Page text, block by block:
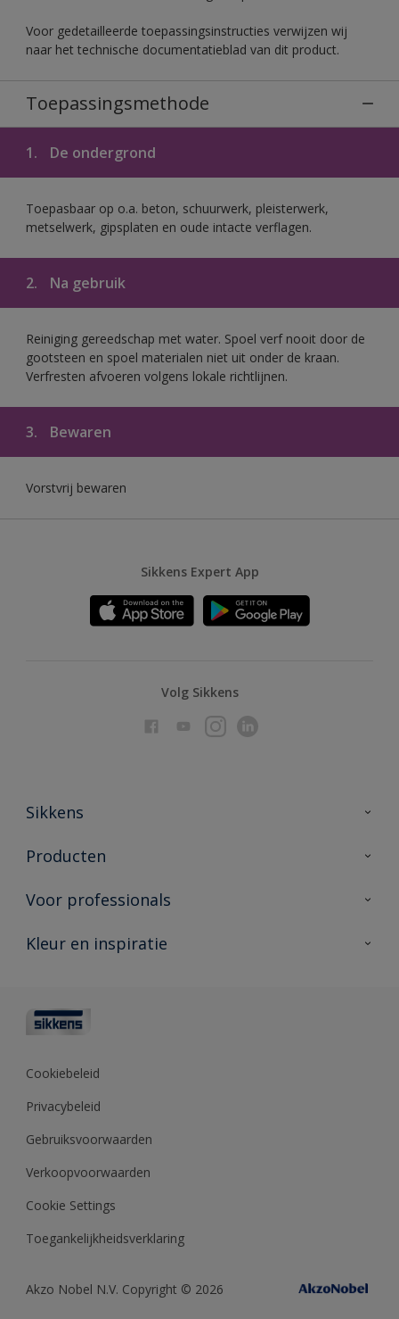
Voor gedetailleerde toepassingsinstructies verwijzen wij
naar het technische documentatieblad van dit product.
Toepassingsmethode
1. De ondergrond
Toepasbaar op o.a. beton, schuurwerk, pleisterwerk,
metselwerk, gipsplaten en oude intacte verflagen.
2. Na gebruik
Reiniging gereedschap met water. Spoel verf nooit door de
gootsteen en spoel materialen niet uit onder de kraan.
Verfresten afvoeren volgens lokale richtlijnen.
3. Bewaren
Vorstvrij bewaren
Sikkens Expert App
Volg Sikkens
Sikkens
Over Sikkens
Duurzaamheid
Producten
Producten voor binnen
Vind je verkooppunt
Voor professionals
Advies & service
Polyfilla Pro
Sikkens Center
Kleur en inspiratie
Kleurcollecties
Kennisbank
Cookiebeleid
Privacybeleid
Gebruiksvoorwaarden
Verkoopvoorwaarden
Cookie Settings
Toegankelijkheidsverklaring
Akzo Nobel N.V. Copyright © 2026